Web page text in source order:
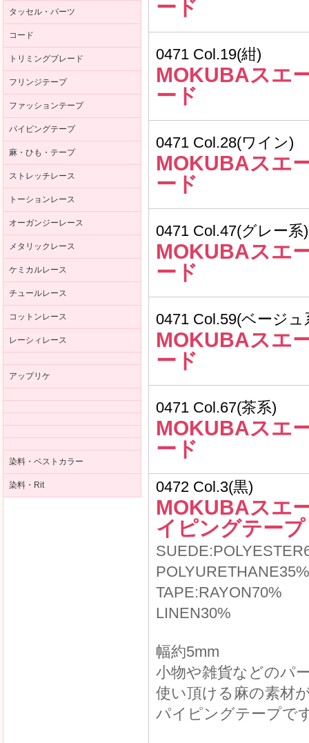
タッセル・パーツ
コード
トリミングブレード
フリンジテープ
ファッションテープ
パイピングテープ
麻・ひも・テープ
ストレッチレース
トーションレース
オーガンジーレース
メタリックレース
ケミカルレース
チュールレース
コットンレース
レーシィレース
アップリケ
染料・ベストカラー
染料・Rit
ード
0471 Col.19(紺)
MOKUBAスエ
ード
0471 Col.28(ワイン)
MOKUBAスエ
ード
0471 Col.47(グレー系)
MOKUBAスエ
ード
0471 Col.59(ベージュ
MOKUBAスエ
ード
0471 Col.67(茶系)
MOKUBAスエ
ード
0472 Col.3(黒)
MOKUBAスエ
イピングテープ
POLYURETHANE35%
TAPE:RAYON70%
LINEN30%
幅約5mm
小物や雑貨などのパ
使い頂ける麻の素材
パイピングテープで